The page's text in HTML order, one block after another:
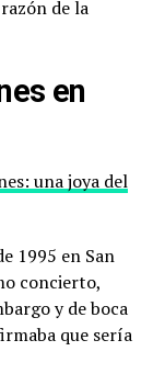
de la
en
una joya del
1995 en San
concierto,
y de boca
que sería